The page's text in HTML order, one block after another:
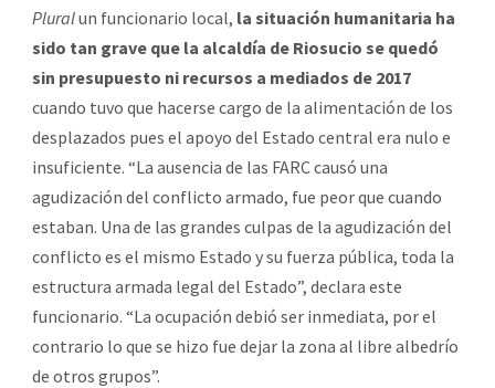
Pluralun funcionario local, la situación humanitaria ha
sido tan grave que la alcaldía de Riosucio se quedó
sin presupuesto ni recursos a mediados de 2017
cuando tuvo que hacerse cargo de la alimentación de los
desplazados pues el apoyo del Estado central era nulo e
insuficiente. “La ausencia de las FARC causó una
agudización del conflicto armado, fue peor que cuando
estaban. Una de las grandes culpas de la agudización del
conflicto es el mismo Estado y su fuerza pública, toda la
estructura armada legal del Estado”, declara este
funcionario. “La ocupación debió ser inmediata, por el
contrario lo que se hizo fue dejar la zona al libre albedrío
de otros grupos”.